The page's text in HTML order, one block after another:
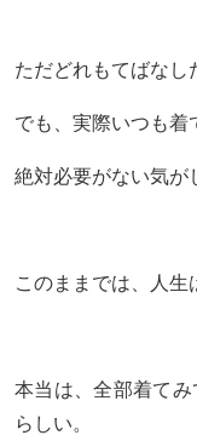
ただどれもてばなし
でも、実際いつも着
絶対必要がない気が
このままでは、人生
本当は、全部着て
らしい。